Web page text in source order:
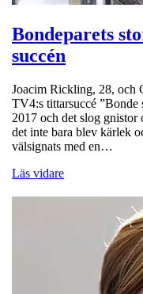
Bondeparets
succén
Joacim Rickling, 28, och
TV4:s tittarsuccé ”Bonde
2017 och det slog gnistor
det inte bara blev kärlek
välsignats med en…
Läs vidare